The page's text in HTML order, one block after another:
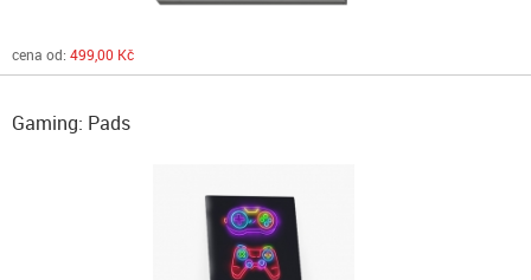
cena od: 499,00 Kč
Gaming: Pads